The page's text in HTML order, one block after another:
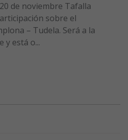
de noviembre Tafalla
sobre el
– Tudela. Será a la
y está o...